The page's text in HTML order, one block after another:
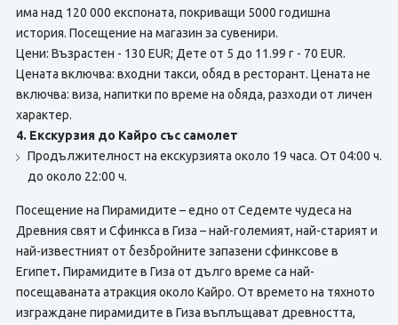
има над 120 000 експоната, покриващи 5000 годишна
история. Посещение на магазин за сувенири.
Цени: Възрастен - 130 EUR; Дете от 5 до 11.99 г - 70 EUR.
Цената включва: входни такси, обяд в ресторант. Цената не
включва: виза, напитки по време на обяда, разходи от личен
характер.
4. Екскурзия до Кайро със самолет
Продължителност на екскурзията около 19 часа. От 04:00 ч.
до около 22:00 ч.
Посещение на Пирамидите – едно от Седемте чудеса на
Древния свят и Сфинкса в Гиза – най-големият, най-старият и
най-известният от безбройните запазени сфинксове в
Египет. Пирамидите в Гиза от дълго време са най-
посещаваната атракция около Кайро. От времето на тяхното
изграждане пирамидите в Гиза въплъщават древността,